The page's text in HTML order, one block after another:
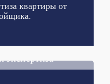
квартиры от
экспертиза